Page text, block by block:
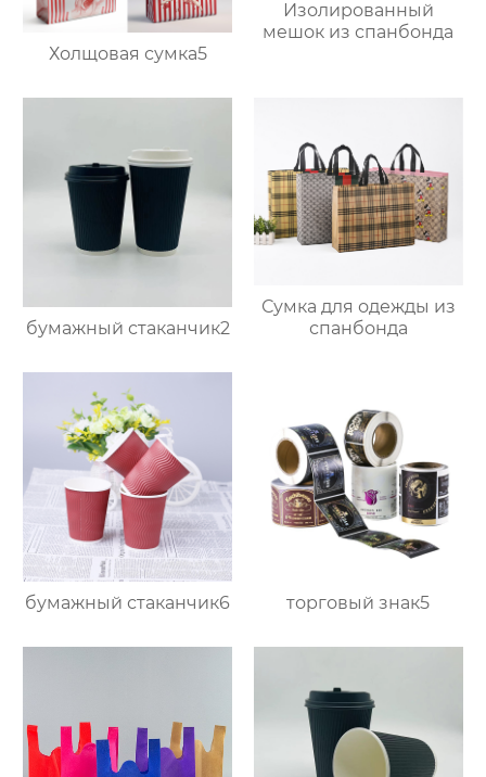
Холщовая сумка5
Изолированный
мешок из спанбонда
бумажный стаканчик2
Сумка для одежды из
спанбонда
бумажный стаканчик6 торговый знак5